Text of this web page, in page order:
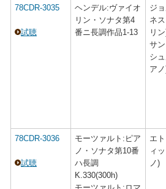
78CDR-3035
試聴
ヘンデル:ヴァイオ
リン・ソナタ第4
番ニ長調作品1-13
ジ
ネ
リ
サ
シ
ア
78CDR-3036
試聴
モーツァルト:ピア
ノ・ソナタ第10番
ハ長調
K.330(300h)
エ
ィ
ノ)